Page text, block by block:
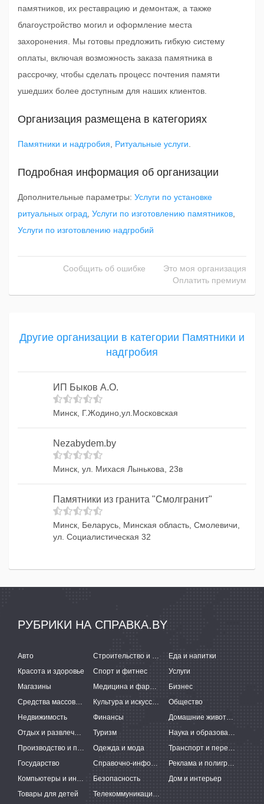
памятников, их реставрацию и демонтаж, а также
благоустройство могил и оформление места
захоронения. Мы готовы предложить гибкую систему
оплаты, включая возможность заказа памятника в
рассрочку, чтобы сделать процесс почтения памяти
ушедших более доступным для наших клиентов.
Организация размещена в категориях
Памятники и надгробия Ритуальные услуги
Подробная информация об организации
Дополнительные параметры: Услуги по установке
ритуальных оград Услуги по изготовлению памятников
Услуги по изготовлению надгробий
Сообщить об ошибке
Это моя организация
Оплатить премиум
Другие организации в категории Памятники и
надгробия
ИП Быков А.О.
Минск, Г.Жодино,ул.Московская
Nezabydem.by
Минск, ул. Михася Лынькова, 23в
Памятники из гранита "Смолгранит"
Минск, Беларусь, Минская область, Смолевичи,
ул. Социалистическая 32
РУБРИКИ НА СПРАВКА.BY
Авто Строительство и ремонт
Еда и напитки
Красота и здоровье
Спорт и фитнес
Услуги
Магазины
Медицина и фармацевтика
Бизнес
Средства массовой информации
Культура и искусство
Общество
Недвижимость
Финансы
Домашние животные
Отдых и развлечения
Туризм
Наука и образование
Производство и поставки
Одежда и мода
Транспорт и перевозки
Государство
Справочно-информационные системы
Реклама и полиграфия
Компьютеры и интернет
Безопасность
Дом и интерьер
Товары для детей
Телекоммуникации и связь